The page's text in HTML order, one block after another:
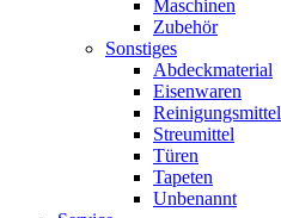
Maschinen
Zubehör
Sonstiges
Abdeckmaterial
Eisenwaren
Reinigungsmittel
Streumittel
Türen
Tapeten
Unbenannt